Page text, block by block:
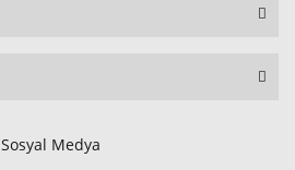
Sosyal Medya